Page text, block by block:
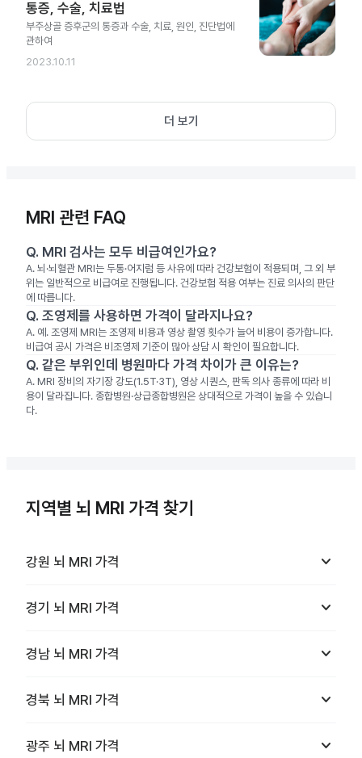
통증, 수술, 치료법
부주상골 증후군의 통증과 수술, 치료, 원인, 진단법에
관하여
2023.10.11
더 보기
MRI 관련 FAQ
Q. MRI 검사는 모두 비급여인가요?
A. 뇌·뇌혈관 MRI는 두통·어지럼 등 사유에 따라 건강보험이 적용되며, 그 외 부
위는 일반적으로 비급여로 진행됩니다. 건강보험 적용 여부는 진료 의사의 판단
에 따릅니다.
Q. 조영제를 사용하면 가격이 달라지나요?
A. 예. 조영제 MRI는 조영제 비용과 영상 촬영 횟수가 늘어 비용이 증가합니다.
비급여 공시 가격은 비조영제 기준이 많아 상담 시 확인이 필요합니다.
Q. 같은 부위인데 병원마다 가격 차이가 큰 이유는?
A. MRI 장비의 자기장 강도(1.5T·3T), 영상 시퀀스, 판독 의사 종류에 따라 비
용이 달라집니다. 종합병원·상급종합병원은 상대적으로 가격이 높을 수 있습니
다.
지역별 뇌 MRI 가격 찾기
강원 뇌 MRI 가격 keyboard_arrow_down
경기 뇌 MRI 가격 keyboard_arrow_down
경남 뇌 MRI 가격 keyboard_arrow_down
경북 뇌 MRI 가격 keyboard_arrow_down
광주 뇌 MRI 가격 keyboard_arrow_down